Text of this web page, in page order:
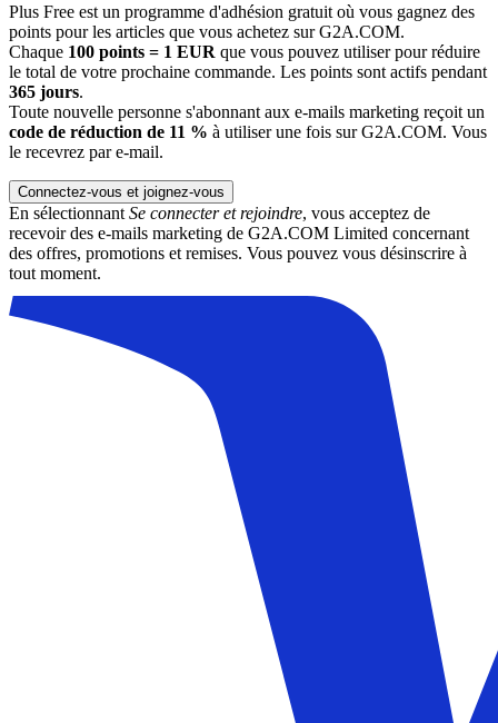
Plus Free est un programme d'adhésion gratuit où vous gagnez des
points pour les articles que vous achetez sur G2A.COM.
Chaque 100 points = 1 EUR que vous pouvez utiliser pour réduire
le total de votre prochaine commande. Les points sont actifs pendant
365 jours.
Toute nouvelle personne s'abonnant aux e-mails marketing reçoit un
code de réduction de 11 % à utiliser une fois sur G2A.COM. Vous
le recevrez par e-mail.
Connectez-vous et joignez-vous
En sélectionnant Se connecter et rejoindre, vous acceptez de
recevoir des e-mails marketing de G2A.COM Limited concernant
des offres, promotions et remises. Vous pouvez vous désinscrire à
tout moment.